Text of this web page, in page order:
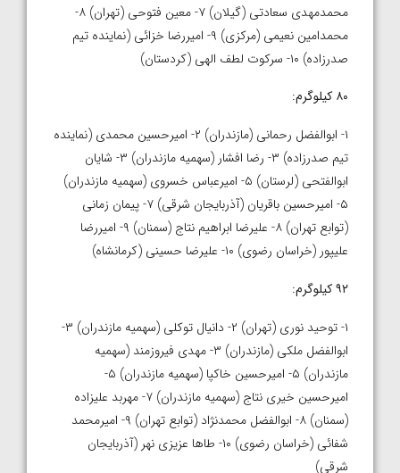
محمدمهدی سعادتی (گیلان) ۷- معین فتوحی (تهران) ۸-
محمدامین نعیمی (مرکزی) ۹- امیررضا خزائی (نماینده تیم
صدرزاده) ۱۰- سرکوت لطف الهی (کردستان)
۸۰ کیلوگرم:
۱- ابوالفضل رحمانی (مازندران) ۲- امیرحسین محمدی (نماینده
تیم صدرزاده) ۳- رضا افشار (سهمیه مازندران) ۳- شایان
ابوالفتحی (لرستان) ۵- امیرعباس خسروی (سهمیه مازندران)
۵- امیرحسین باقریان (آذربایجان شرقی) ۷- پیمان زمانی
(توابع تهران) ۸- علیرضا ابراهیم نتاج (سمنان) ۹- امیررضا
علیپور (خراسان رضوی) ۱۰- علیرضا حسینی (کرمانشاه)
۹۲ کیلوگرم:
۱- توحید نوری (تهران) ۲- دانیال توکلی (سهمیه مازندران) ۳-
ابوالفضل ملکی (مازندران) ۳- مهدی فیروزمند (سهمیه
مازندران) ۵- امیرحسین خاکپا (سهمیه مازندران) ۵-
امیرحسین خیری نتاج (سهمیه مازندران) ۷- مهربد علیزاده
(سمنان) ۸- ابوالفضل محمدنژاد (توابع تهران) ۹- امیرمحمد
شفائی (خراسان رضوی) ۱۰- طاها عزیزی نهر (آذربایجان
شرقی)